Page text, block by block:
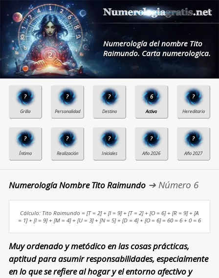
Numerología del nombre Tito
Raimundo. Carta numerologica.
? ? ? 6 ?
? ? ? ? ?
Numerología Nombre Tito Raimundo➔ Número 6
Cálculo: Tito Raimundo = [T = 2] + [I = 9] + [T = 2] + [O = 6] + [R = 9] + [A
= 1] + [I = 9] + [M = 4] + [U = 3] + [N = 5] + [D = 4] + [O = 6] = 60 = 6 + 0 = 6
Muy ordenado y metódico en las cosas prácticas,
aptitud para asumir responsabilidades, especialmente
en lo que se refiere al hogar y el entorno afectivo y